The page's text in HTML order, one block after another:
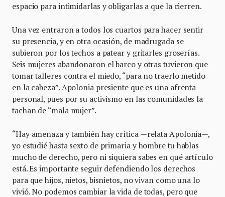
espacio para intimidarlas y obligarlas a que la cierren.
Una vez entraron a todos los cuartos para hacer sentir
su presencia, y en otra ocasión, de madrugada se
subieron por los techos a patear y gritarles groserías.
Seis mujeres abandonaron el barco y otras tuvieron que
tomar talleres contra el miedo, “para no traerlo metido
en la cabeza”. Apolonia presiente que es una afrenta
personal, pues por su activismo en las comunidades la
tachan de “mala mujer”.
“Hay amenaza y también hay crítica —relata Apolonia—,
yo estudié hasta sexto de primaria y hombre tu hablas
mucho de derecho, pero ni siquiera sabes en qué artículo
está. Es importante seguir defendiendo los derechos
para que hijos, nietos, bisnietos, no vivan como una lo
vivió. No podemos cambiar la vida de todas, pero que